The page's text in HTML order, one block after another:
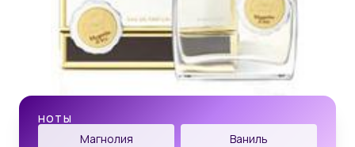
НОТЫ
Магнолия Ваниль